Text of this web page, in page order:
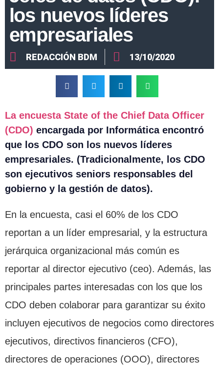
los nuevos líderes
empresariales
REDACCIÓN BDM 13/10/2020
La encuesta State of the Chief Data Officer
(CDO) encargada por Informática encontró
que los CDO son los nuevos líderes
empresariales. (Tradicionalmente, los CDO
son ejecutivos seniors responsables del
gobierno y la gestión de datos).
En la encuesta, casi el 60% de los CDO
reportan a un líder empresarial, y la estructura
jerárquica organizacional más común es
reportar al director ejecutivo (ceo). Además, las
principales partes interesadas con los que los
CDO deben colaborar para garantizar su éxito
incluyen ejecutivos de negocios como directores
ejecutivos, directivos financieros (CFO),
directores de operaciones (OOO), directores